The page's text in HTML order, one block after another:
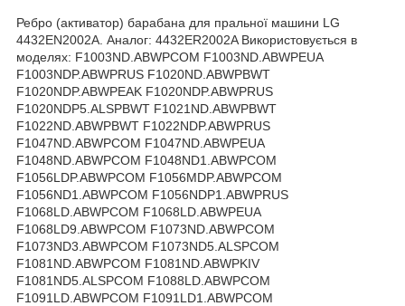
Ребро (активатор) барабана для пральної машини LG
4432EN2002A. Аналог: 4432ER2002A Використовується в
моделях: F1003ND.ABWPCOM F1003ND.ABWPEUA
F1003NDP.ABWPRUS F1020ND.ABWPBWT
F1020NDP.ABWPEAK F1020NDP.ABWPRUS
F1020NDP5.ALSPBWT F1021ND.ABWPBWT
F1022ND.ABWPBWT F1022NDP.ABWPRUS
F1047ND.ABWPCOM F1047ND.ABWPEUA
F1048ND.ABWPCOM F1048ND1.ABWPCOM
F1056LDP.ABWPCOM F1056MDP.ABWPCOM
F1056ND1.ABWPCOM F1056NDP1.ABWPRUS
F1068LD.ABWPCOM F1068LD.ABWPEUA
F1068LD9.ABWPCOM F1073ND.ABWPCOM
F1073ND3.ABWPCOM F1073ND5.ALSPCOM
F1081ND.ABWPCOM F1081ND.ABWPKIV
F1081ND5.ALSPCOM F1088LD.ABWPCOM
F1091LD.ABWPCOM F1091LD1.ABWPCOM